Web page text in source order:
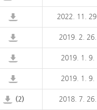
2022. 11. 29.
2019. 2. 26.
2019. 1. 9.
2019. 1. 9.
(2) 2018. 7. 26.